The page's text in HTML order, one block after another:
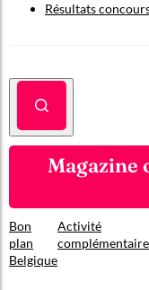
Résultats
Magazine
Bon
plan
Belgique
Activité
complémentaire